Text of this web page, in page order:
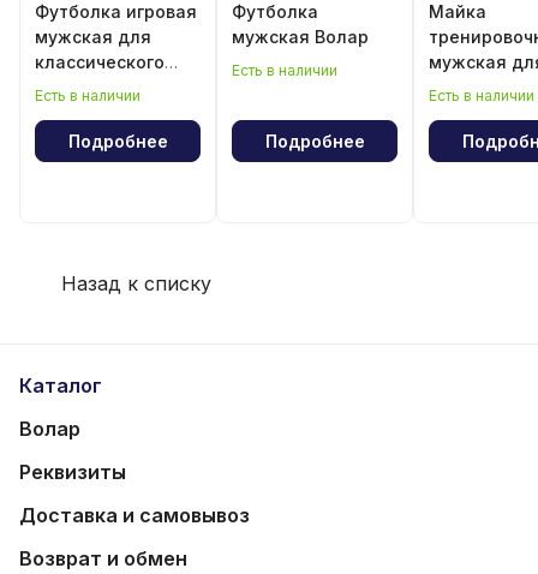
Футболка игровая
мужская для
классического
волейбола
Есть в наличии
Подробнее
Футболка
мужская Волар
Есть в наличии
Подробнее
Майка
мужская
Есть в наличии
Назад к списку
Каталог
Волар
Реквизиты
Доставка и самовывоз
Возврат и обмен